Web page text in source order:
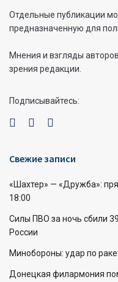
Отдельные публикации
предназначенную для
Мнения и взгляды
зрения редакции.
Подписывайтесь:
Свежие записи
«Шахтер» — «Дружба»:
18:00
Силы ПВО за ночь сбили
России
Минобороны: удар по
Донецкая филармония